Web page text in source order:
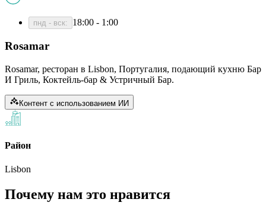
пнд - вск: 18:00 - 1:00
Rosamar
Rosamar, ресторан в Lisbon, Португалия, подающий кухню Бар
И Гриль, Коктейль-бар & Устричный Бар.
Контент с использованием ИИ
Район
Lisbon
Почему нам это нравится